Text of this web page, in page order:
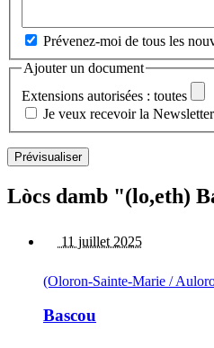
Prévenez-moi de tous les
Ajouter un document
Extensions autorisées : toutes
Je veux recevoir la Newsletter
Lòcs damb "(lo,eth)
11 juillet 2025
(Oloron-Sainte-Marie /
Bascou